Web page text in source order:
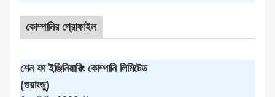
কোম্পানির প্রোফাইল
শেন ফা ইঞ্জিনিয়ারিং কোম্পানি লিমিটেড
(গুয়াংজু)